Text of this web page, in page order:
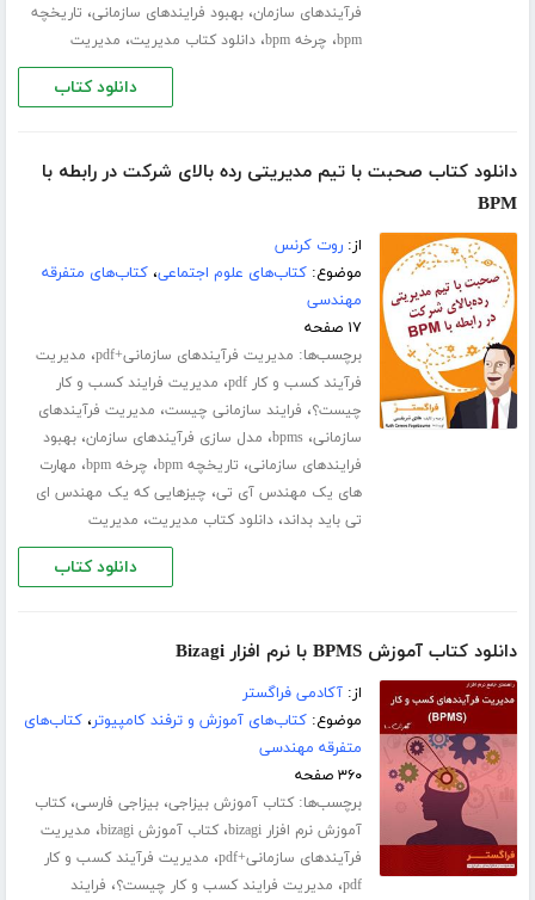
فرآیندهای سازمان،بهبود فرایندهای سازمانی، تاریخچه
bpm، چرخه bpm ،دانلود کتاب مدیریت، مدیریت
دانلود کتاب
دانلود کتاب صحبت با تیم مدیریتی رده بالای شرکت در رابطه با
BPM
از:روت کرنس
موضوع:کتاب‌های علوم اجتماعی،کتاب‌های متفرقه
مهندسی
۱۷ صفحه
برچسب‌ها: مدیریت فرآیندهای سازمانی+pdf ، مدیریت
فرآیند کسب و کار pdf
، مدیریت فرایند کسب و کار
چیست؟، فرایند سازمانی چیست، مدیریت فرآیندهای
سازمانی،bpms، مدل سازی فرآیندهای سازمان،بهبود
فرایندهای سازمانی، تاریخچه bpm ، چرخه bpm ، مهارت
های یک مهندس آی تی، چیزهایی که یک مهندس ای
تی باید بداند،دانلود کتاب مدیریت، مدیریت
دانلود کتاب
دانلود کتاب آموزش BPMS با نرم افزار Bizagi
از:آکادمی فراگستر
موضوع:کتاب‌های آموزش و ترفند کامپیوتر،کتاب‌های
متفرقه مهندسی
۳۶۰ صفحه
برچسب‌ها:کتاب آموزش بیزاجی،بیزاجی فارسی،کتاب
آموزش نرم افزار bizagi
،کتاب آموزش bizagi ، مدیریت
فرآیندهای سازمانی+pdf
، مدیریت فرآیند کسب و کار
pdf، مدیریت فرایند کسب و کار چیست؟، فرایند